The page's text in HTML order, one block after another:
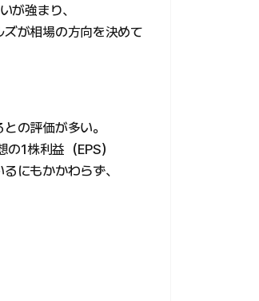
が強まり、
が相場の方向を決めて
の評価が多い。
1株利益（EPS）
にもかかわらず、